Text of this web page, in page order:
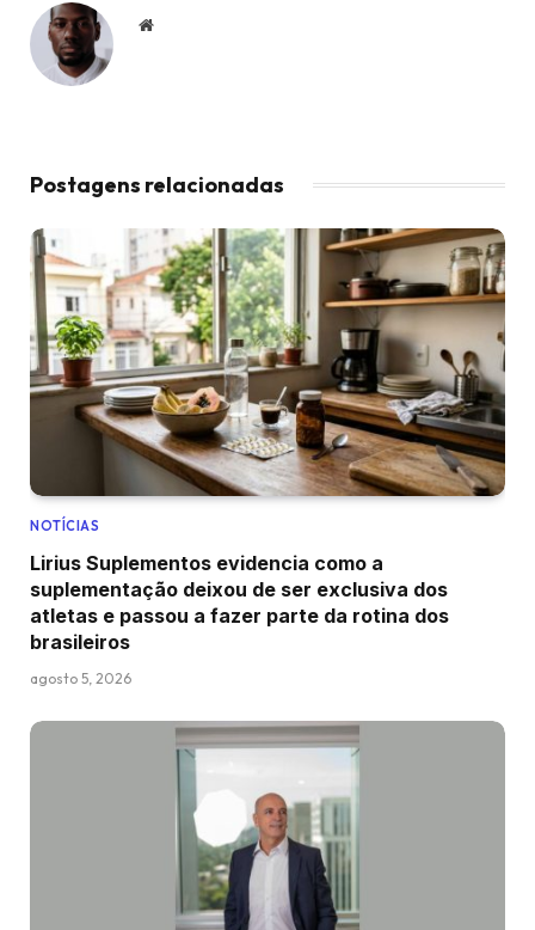
Website
Postagens relacionadas
NOTÍCIAS
Lirius Suplementos evidencia como a
suplementação deixou de ser exclusiva dos
atletas e passou a fazer parte da rotina dos
brasileiros
agosto 5, 2026